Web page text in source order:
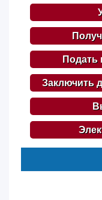
Подать
Заключить